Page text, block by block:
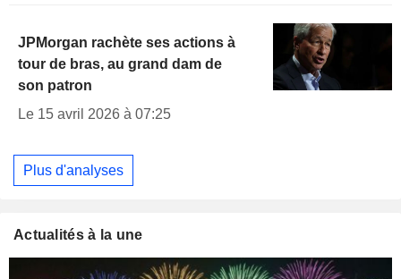
JPMorgan rachète ses actions à
tour de bras, au grand dam de
son patron
Le 15 avril 2026 à 07:25
Plus d'analyses
Actualités à la une